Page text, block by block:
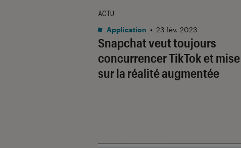
Snapchat veut toujours
concurrencer TikTok et mise
sur la réalité augmentée
ACTU
Application • 23 fév. 2023